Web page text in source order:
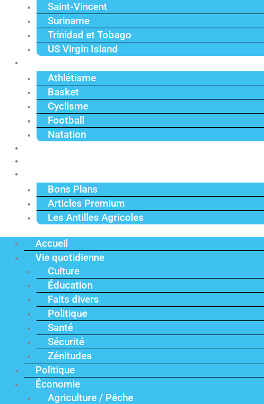
Saint-Vincent
Suriname
Trinidad et Tobago
US Virgin Island
Athlétisme
Basket
Cyclisme
Football
Natation
Bons Plans
Articles Premium
Les Antilles Agricoles
Accueil
Vie quotidienne
Culture
Éducation
Faits divers
Politique
Santé
Sécurité
Zénitudes
Politique
Économie
Agriculture / Pêche